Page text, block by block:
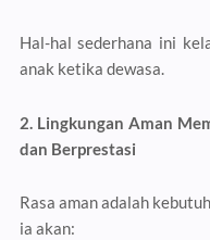
Hal-hal sederhana ini
anak ketika dewasa.
2. Lingkungan Aman
dan Berprestasi
Rasa aman adalah
ia akan: